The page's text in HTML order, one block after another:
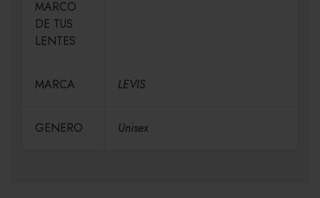
MARCO
DE TUS
LENTES
MARCA LEVIS
GENERO Unisex